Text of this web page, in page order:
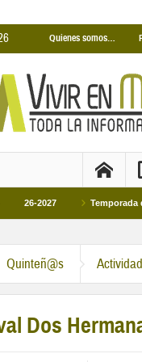
Quienes somos…
Temporada de Piscinas
Quinteñ@s
Dos